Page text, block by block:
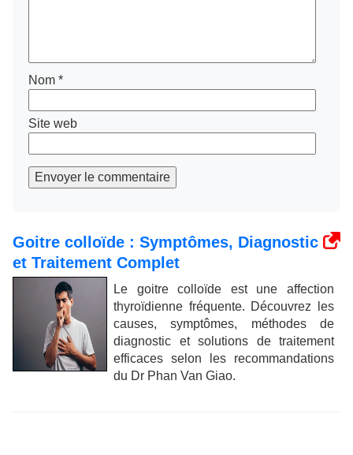
Nom *
Site web
Envoyer le commentaire
Goitre colloïde : Symptômes, Diagnostic
et Traitement Complet
Le goitre colloïde est une affection
thyroïdienne fréquente. Découvrez les
causes, symptômes, méthodes de
diagnostic et solutions de traitement
efficaces selon les recommandations
du Dr Phan Van Giao.